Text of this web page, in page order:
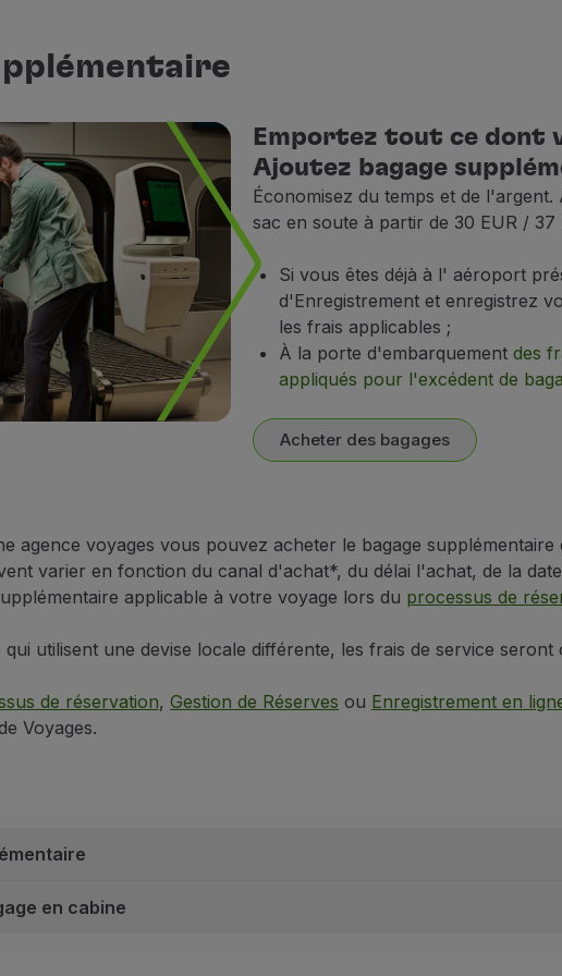
/ 16 x 12 x 5 in (hauteur x longueur x largeur).
contenant jusqu'à deux bouteilles de boissons alcoolisées ou
à la mobilité, comme des déambulateurs ou des cannes ;
/ accord préalable.Faites votre commande jusqu'à 48h avant
que les pièces d'identité, les cartes bancaires, les
en cabine
votre bagage en cabine doit être placé sous le siège avant.
à bagages
en cabine ne permettent pas de le placer sous le siège
ordinateurs portables, appareils photo, tablettes, téléphones
métalliques sur vous et de vos poches, tels que : boucles
de passer au Rayons X plus d'une fois et, le cas échéant,
avec des enfants ayant jusqu'à 2 ans, vous pouvez
valeur, vous pouvez bénéficier d'une limite de
itinéraires effectués par TAP Portugal et TAP Express ;
en leur possession la déclaration et la preuve de paiement
Emportez tout ce dont
Ajoutez bagage
Économisez du temps et de l'argent.
sac en soute à partir de 30 EUR /
Si vous êtes déjà à l' aéroport
d'Enregistrement et enregistrez
les frais applicables ;
À la porte d'embarquement des
appliqués pour l'excédent de
Acheter des bagages
agence voyages vous pouvez acheter le bagage
varier en fonction du canal d'achat*, du délai l'achat, de la
applicable à votre voyage lors du processus de
utilisent une devise locale différente, les frais de service
de réservation, Gestion de Réserves ou Enregistrement en
Voyages.
en cabine